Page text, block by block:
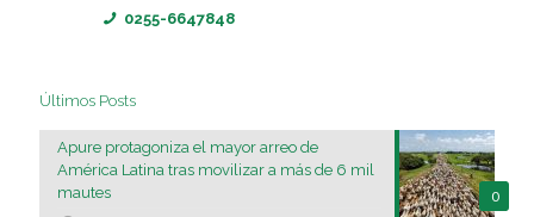
0255-6647848
Últimos Posts
0
Apure protagoniza el mayor arreo de
América Latina tras movilizar a más de 6 mil
mautes